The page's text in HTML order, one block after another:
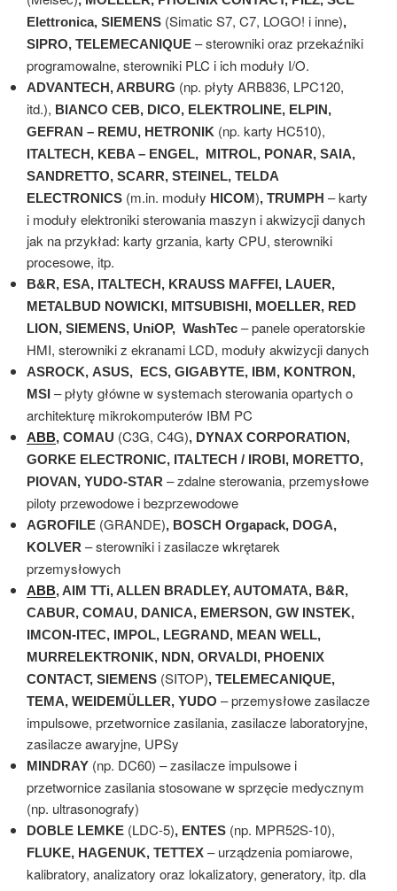
Elettronica, SIEMENS (Simatic S7, C7, LOGO! i inne),
SIPRO, TELEMECANIQUE – sterowniki oraz przekaźniki
programowalne, sterowniki PLC i ich moduły I/O.
ADVANTECH, ARBURG (np. płyty ARB836, LPC120,
itd.), BIANCO CEB, DICO, ELEKTROLINE, ELPIN,
GEFRAN – REMU, HETRONIK (np. karty HC510),
ITALTECH, KEBA – ENGEL, MITROL, PONAR, SAIA,
SANDRETTO, SCARR, STEINEL, TELDA
ELECTRONICS (m.in. moduły HICOM), TRUMPH – karty
i moduły elektroniki sterowania maszyn i akwizycji danych
jak na przykład: karty grzania, karty CPU, sterowniki
procesowe, itp.
B&R, ESA, ITALTECH, KRAUSS MAFFEI, LAUER,
METALBUD NOWICKI, MITSUBISHI, MOELLER, RED
LION, SIEMENS, UniOP, WashTec – panele operatorskie
HMI, sterowniki z ekranami LCD, moduły akwizycji danych
ASROCK, ASUS, ECS, GIGABYTE, IBM, KONTRON,
MSI – płyty główne w systemach sterowania opartych o
architekturę mikrokomputerów IBM PC
ABB, COMAU (C3G, C4G), DYNAX CORPORATION,
GORKE ELECTRONIC, ITALTECH / IROBI, MORETTO,
PIOVAN, YUDO-STAR – zdalne sterowania, przemysłowe
piloty przewodowe i bezprzewodowe
AGROFILE (GRANDE), BOSCH Orgapack, DOGA,
KOLVER – sterowniki i zasilacze wkrętarek
przemysłowych
ABB, AIM TTi, ALLEN BRADLEY, AUTOMATA, B&R,
CABUR, COMAU, DANICA, EMERSON, GW INSTEK,
IMCON-ITEC, IMPOL, LEGRAND, MEAN WELL,
MURRELEKTRONIK, NDN, ORVALDI, PHOENIX
CONTACT, SIEMENS (SITOP), TELEMECANIQUE,
TEMA, WEIDEMÜLLER, YUDO – przemysłowe zasilacze
impulsowe, przetwornice zasilania, zasilacze laboratoryjne,
zasilacze awaryjne, UPSy
MINDRAY (np. DC60) – zasilacze impulsowe i
przetwornice zasilania stosowane w sprzęcie medycznym
(np. ultrasonografy)
DOBLE LEMKE (LDC-5), ENTES (np. MPR52S-10),
FLUKE, HAGENUK, TETTEX – urządzenia pomiarowe,
kalibratory, analizatory oraz lokalizatory, generatory, itp. dla